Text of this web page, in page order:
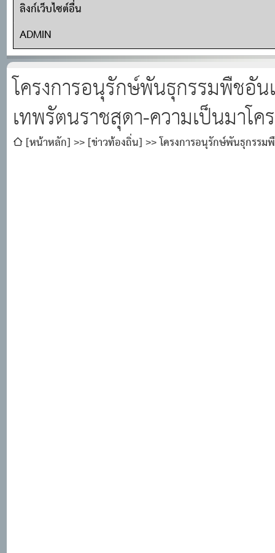
ลิงก์เว็บไซต์อื่น
ADMIN
โครงการอนุรักษ์พันธุกรรมพืชอั
เทพรัตนราชสุดา-ความเป็นมาโค
[หน้าหลัก] [ข่าวท้องถิ่น]
โครงการอนุรักษ์พันธุกรรม